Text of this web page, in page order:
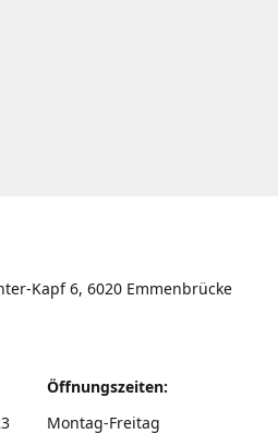
Kapf 6, 6020 Emmenbrücke
Öffnungszeiten:
Montag-Freitag